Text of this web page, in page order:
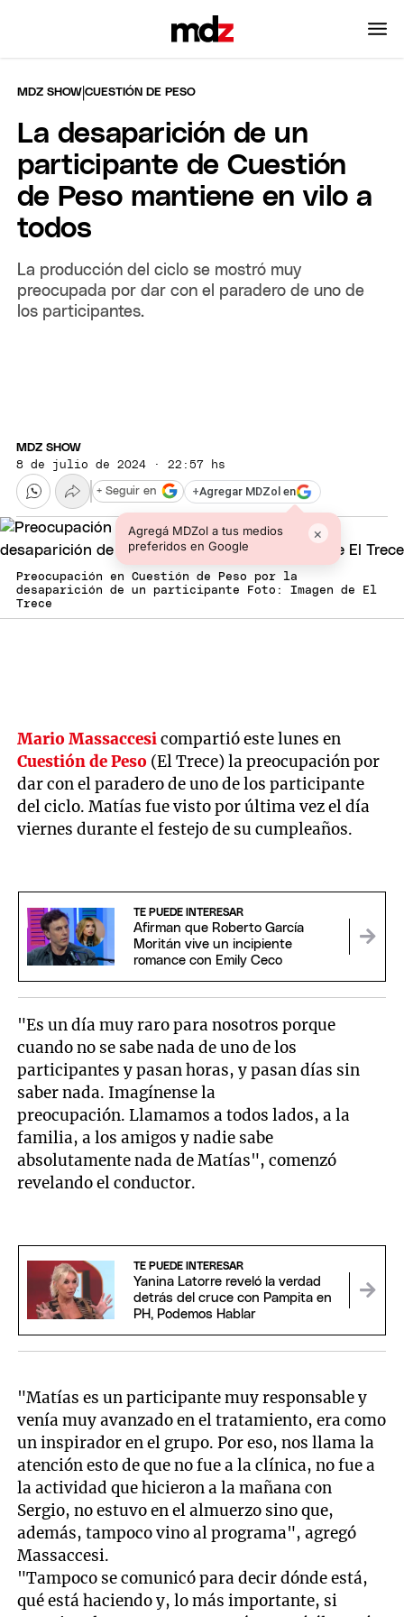
MDZ SHOW |CUESTIÓN DE PESO
La desaparición de un
participante de Cuestión
de Peso mantiene en vilo a
todos
La producción del ciclo se mostró muy
preocupada por dar con el paradero de uno de
los participantes.
MDZ SHOW
8 de julio de 2024 · 22:57 hs
+Agregar MDZol en
Agregá MDZol a tus medios
preferidos en Google
×
+ Seguir en
Preocupación en Cuestión de Peso por la
desaparición de un participante Foto: Imagen de El
Trece
Mario Massaccesicompartió este lunes en
Cuestión de Peso (El Trece) la preocupación por
dar con el paradero de uno de los participante
del ciclo. Matías fue visto por última vez el día
viernes durante el festejo de su cumpleaños.
TE PUEDE INTERESAR
Afirman que Roberto García
Moritán vive un incipiente
romance con Emily Ceco
"Es un día muy raro para nosotros porque
cuando no se sabe nada de uno de los
participantes y pasan horas, y pasan días sin
saber nada. Imagínense la
preocupación. Llamamos a todos lados, a la
familia, a los amigos y nadie sabe
absolutamente nada de Matías", comenzó
revelando el conductor.
TE PUEDE INTERESAR
Yanina Latorre reveló la verdad
detrás del cruce con Pampita en
PH, Podemos Hablar
"Matías es un participante muy responsable y
venía muy avanzado en el tratamiento, era como
un inspirador en el grupo. Por eso, nos llama la
atención esto de que no fue a la clínica, no fue a
la actividad que hicieron a la mañana con
Sergio, no estuvo en el almuerzo sino que,
además, tampoco vino al programa", agregó
Massaccesi.
"Tampoco se comunicó para decir dónde está,
qué está haciendo y, lo más importante, si